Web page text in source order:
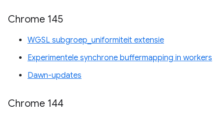
Chrome 145
WGSL subgroep_uniformiteit extensie
Experimentele synchrone buffermapping in workers
Dawn-updates
Chrome 144